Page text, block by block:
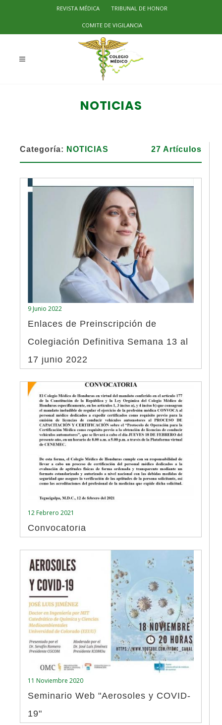
REVISTA MÉDICA TRIBUNAL DE HONOR
COMITE DE VIGILANCIA
NOTICIAS
Categoría: NOTICIAS 27 Artículos
9 Junio 2022
Enlaces de Preinscripción de
Colegiación Definitiva Semana 13 al
17 junio 2022
12 Febrero 2021
Convocatoria
11 Noviembre 2020
Seminario Web "Aerosoles y COVID-
19"